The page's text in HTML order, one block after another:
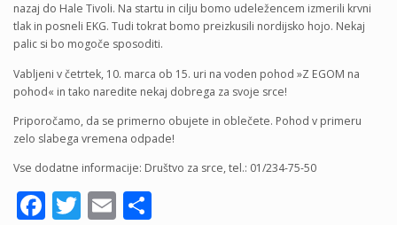
nazaj do Hale Tivoli. Na startu in cilju bomo udeležencem izmerili krvni
tlak in posneli EKG. Tudi tokrat bomo preizkusili nordijsko hojo. Nekaj
palic si bo mogoče sposoditi.
Vabljeni v četrtek, 10. marca ob 15. uri na voden pohod »Z EGOM na
pohod« in tako naredite nekaj dobrega za svoje srce!
Priporočamo, da se primerno obujete in oblečete. Pohod v primeru
zelo slabega vremena odpade!
Vse dodatne informacije: Društvo za srce, tel.: 01/234-75-50
Facebook
Twitter
Email